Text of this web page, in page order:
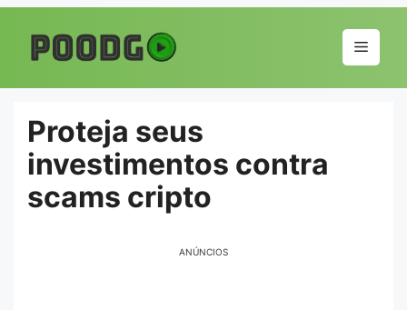
para
conteúdo
Menu
Proteja seus
investimentos contra
scams cripto
ANÚNCIOS